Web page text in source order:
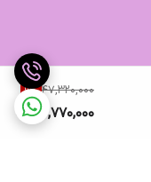
47,320,000
9%
42,770,000